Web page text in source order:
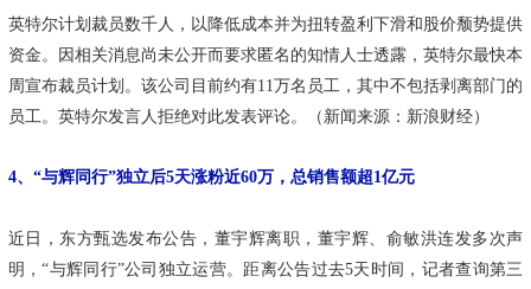
英特尔计划裁员数千人，以降低成本并为扭转盈利下滑和股价颓势提供
资金。因相关消息尚未公开而要求匿名的知情人士透露，英特尔最快本
周宣布裁员计划。该公司目前约有11万名员工，其中不包括剥离部门的
员工。英特尔发言人拒绝对此发表评论。（新闻来源：新浪财经）
4、“与辉同行”独立后5天涨粉近60万，总销售额超1亿元
近日，东方甄选发布公告，董宇辉离职，董宇辉、俞敏洪连发多次声
明，“与辉同行”公司独立运营。距离公告过去5天时间，记者查询第三